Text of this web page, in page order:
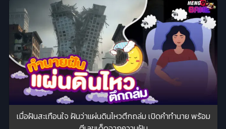
เมื่อฝันสะเทือนใจ ฝันว่าแผ่นดินไหวตึกถล่ม เปิดคำทำนาย พร้อม